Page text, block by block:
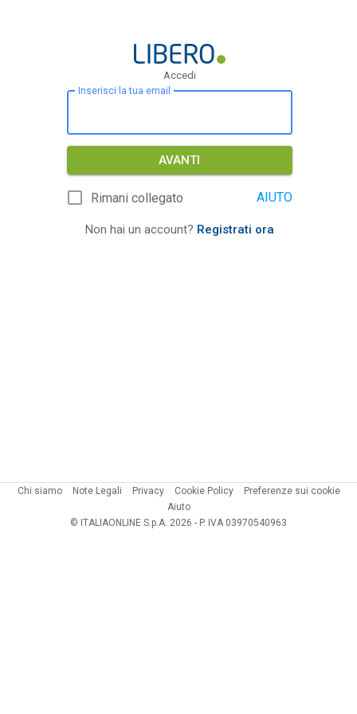
Accedi
Inserisci la tua email
AVANTI
Rimani collegato AIUTO
Non hai un account? Registrati ora
Chi siamo Note Legali Privacy Cookie Policy
Preferenze sui cookie
Aiuto
© ITALIAONLINE S.p.A. 2026 - P. IVA 03970540963